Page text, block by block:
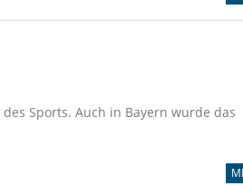
Sports. Auch in Bayern wurde das